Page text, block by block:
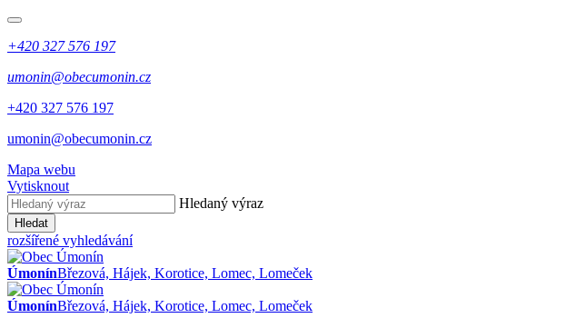
+420 327 576 197
umonin@obecumonin.cz
+420 327 576 197
umonin@obecumonin.cz
Mapa webu
Vytisknout
Hledaný výraz
Hledat
rozšířené vyhledávání
ÚmonínBřezová, Hájek, Korotice, Lomec, Lomeček
ÚmonínBřezová, Hájek, Korotice, Lomec, Lomeček